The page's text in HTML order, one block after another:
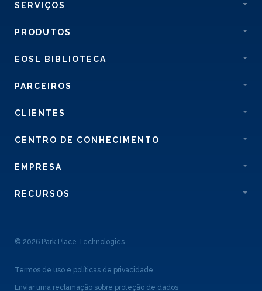
SERVIÇOS
PRODUTOS
EOSL BIBLIOTECA
PARCEIROS
CLIENTES
CENTRO DE CONHECIMENTO
EMPRESA
RECURSOS
© 2026 Park Place Technologies
Termos de uso e políticas de privacidade
Enviar uma reclamação sobre proteção de dados